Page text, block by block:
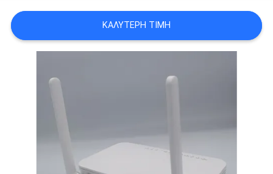
POLICY
ΚΑΛΎΤΕΡΗ ΤΙΜΉ